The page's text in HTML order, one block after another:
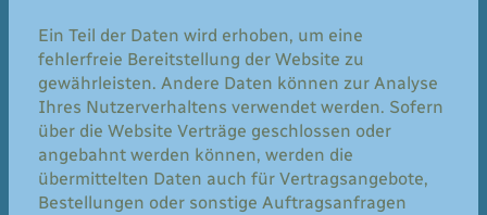
Ein Teil der Daten wird erhoben, um eine
fehlerfreie Bereitstellung der Website zu
gewährleisten. Andere Daten können zur Analyse
Ihres Nutzerverhaltens verwendet werden. Sofern
über die Website Verträge geschlossen oder
angebahnt werden können, werden die
übermittelten Daten auch für Vertragsangebote,
Bestellungen oder sonstige Auftragsanfragen